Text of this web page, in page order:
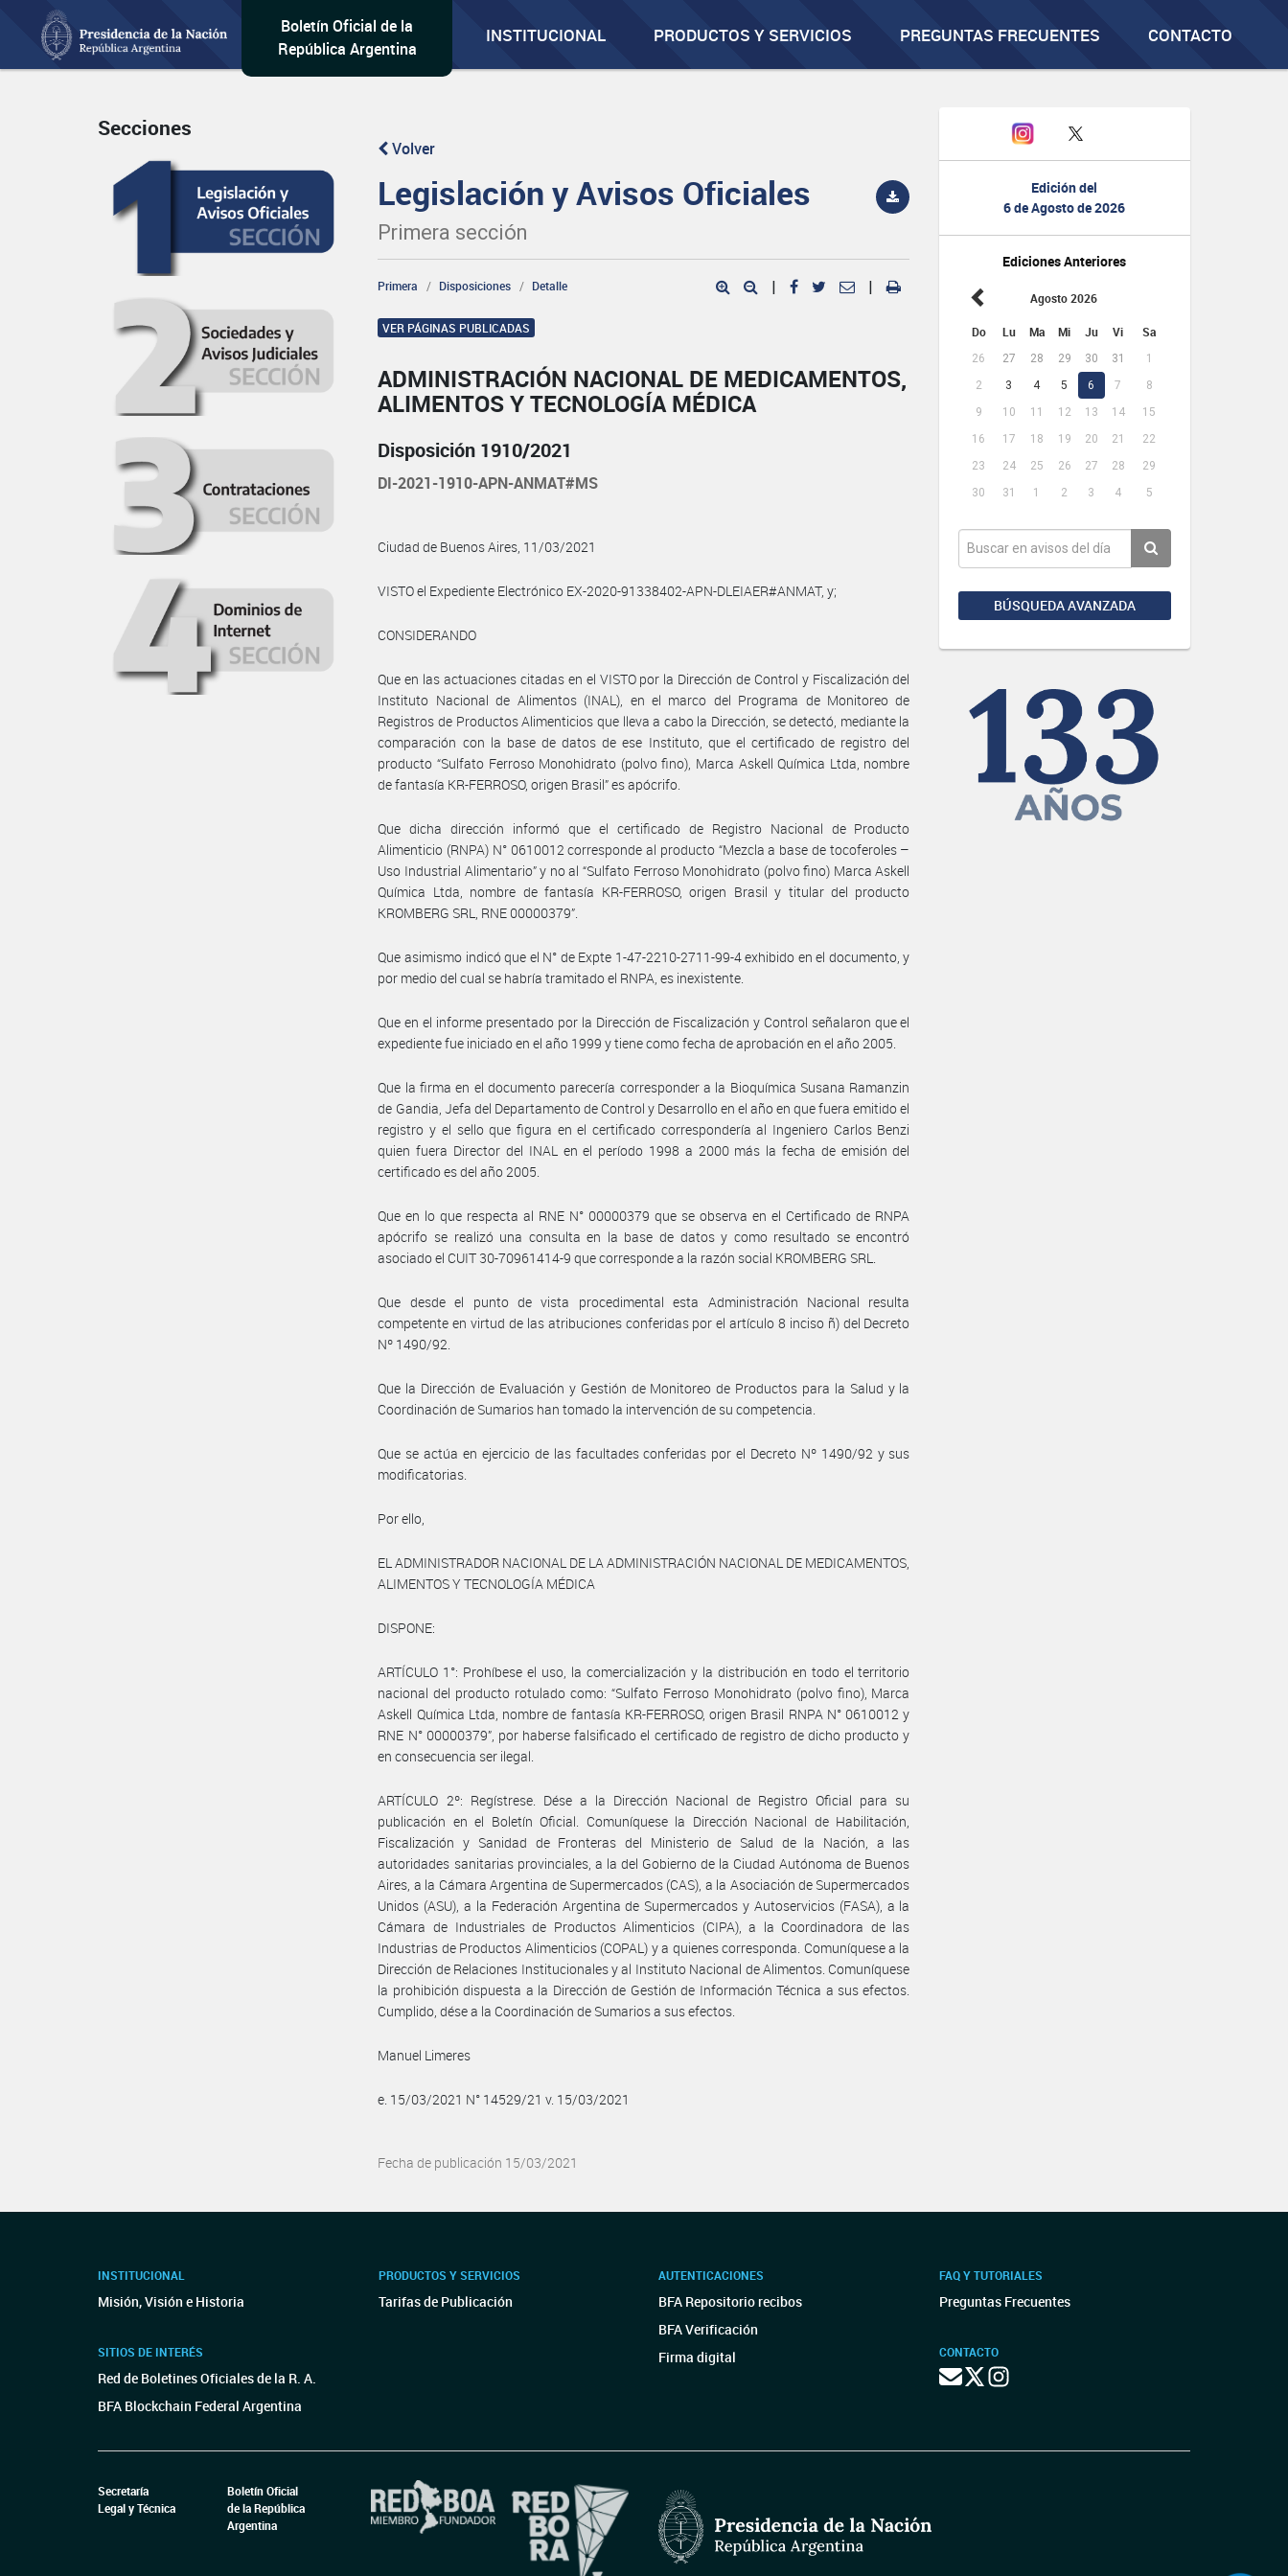
Boletín Oficial de la
República Argentina
INSTITUCIONAL PRODUCTOS Y SERVICIOS PREGUNTAS FRECUENTES CONTACTO
Edición del
6 de Agosto de 2026
Ediciones Anteriores
Agosto 2026
Do Lu Ma Mi Ju Vi Sa
26 27 28 29 30 31
1
2
3 4 5 6 7
8
9
10 11 12 13 14
15
16
17 18 19 20 21
22
23
24 25 26 27 28
29
30
31 1 2 3 4 5
BÚSQUEDA AVANZADA
Secciones
Volver
Legislación y Avisos Oficiales
Primera sección
Primera Disposiciones Detalle | |
VER PÁGINAS PUBLICADAS
ADMINISTRACIÓN NACIONAL DE MEDICAMENTOS,
ALIMENTOS Y TECNOLOGÍA MÉDICA
Disposición 1910/2021
DI-2021-1910-APN-ANMAT#MS
Ciudad de Buenos Aires, 11/03/2021
VISTO el Expediente Electrónico EX-2020-91338402-APN-DLEIAER#ANMAT, y;
CONSIDERANDO
Que en las actuaciones citadas en el VISTO por la Dirección de Control y Fiscalización del
Instituto Nacional de Alimentos (INAL), en el marco del Programa de Monitoreo de
Registros de Productos Alimenticios que lleva a cabo la Dirección, se detectó, mediante la
comparación con la base de datos de ese Instituto, que el certificado de registro del
producto “Sulfato Ferroso Monohidrato (polvo fino), Marca Askell Química Ltda, nombre
de fantasía KR-FERROSO, origen Brasil” es apócrifo.
Que dicha dirección informó que el certificado de Registro Nacional de Producto
Alimenticio (RNPA) N° 0610012 corresponde al producto “Mezcla a base de tocoferoles –
Uso Industrial Alimentario” y no al “Sulfato Ferroso Monohidrato (polvo fino) Marca Askell
Química Ltda, nombre de fantasía KR-FERROSO, origen Brasil y titular del producto
KROMBERG SRL, RNE 00000379”.
Que asimismo indicó que el N° de Expte 1-47-2210-2711-99-4 exhibido en el documento, y
por medio del cual se habría tramitado el RNPA, es inexistente.
Que en el informe presentado por la Dirección de Fiscalización y Control señalaron que el
expediente fue iniciado en el año 1999 y tiene como fecha de aprobación en el año 2005.
Que la firma en el documento parecería corresponder a la Bioquímica Susana Ramanzin
de Gandia, Jefa del Departamento de Control y Desarrollo en el año en que fuera emitido el
registro y el sello que figura en el certificado correspondería al Ingeniero Carlos Benzi
quien fuera Director del INAL en el período 1998 a 2000 más la fecha de emisión del
certificado es del año 2005.
Que en lo que respecta al RNE N° 00000379 que se observa en el Certificado de RNPA
apócrifo se realizó una consulta en la base de datos y como resultado se encontró
asociado el CUIT 30-70961414-9 que corresponde a la razón social KROMBERG SRL.
Que desde el punto de vista procedimental esta Administración Nacional resulta
competente en virtud de las atribuciones conferidas por el artículo 8 inciso ñ) del Decreto
Nº 1490/92.
Que la Dirección de Evaluación y Gestión de Monitoreo de Productos para la Salud y la
Coordinación de Sumarios han tomado la intervención de su competencia.
Que se actúa en ejercicio de las facultades conferidas por el Decreto Nº 1490/92 y sus
modificatorias.
Por ello,
EL ADMINISTRADOR NACIONAL DE LA ADMINISTRACIÓN NACIONAL DE MEDICAMENTOS,
ALIMENTOS Y TECNOLOGÍA MÉDICA
DISPONE:
ARTÍCULO 1°: Prohíbese el uso, la comercialización y la distribución en todo el territorio
nacional del producto rotulado como: “Sulfato Ferroso Monohidrato (polvo fino), Marca
Askell Química Ltda, nombre de fantasía KR-FERROSO, origen Brasil RNPA N° 0610012 y
RNE N° 00000379”, por haberse falsificado el certificado de registro de dicho producto y
en consecuencia ser ilegal.
ARTÍCULO 2º: Regístrese. Dése a la Dirección Nacional de Registro Oficial para su
publicación en el Boletín Oficial. Comuníquese la Dirección Nacional de Habilitación,
Fiscalización y Sanidad de Fronteras del Ministerio de Salud de la Nación, a las
autoridades sanitarias provinciales, a la del Gobierno de la Ciudad Autónoma de Buenos
Aires, a la Cámara Argentina de Supermercados (CAS), a la Asociación de Supermercados
Unidos (ASU), a la Federación Argentina de Supermercados y Autoservicios (FASA), a la
Cámara de Industriales de Productos Alimenticios (CIPA), a la Coordinadora de las
Industrias de Productos Alimenticios (COPAL) y a quienes corresponda. Comuníquese a la
Dirección de Relaciones Institucionales y al Instituto Nacional de Alimentos. Comuníquese
la prohibición dispuesta a la Dirección de Gestión de Información Técnica a sus efectos.
Cumplido, dése a la Coordinación de Sumarios a sus efectos.
Manuel Limeres
e. 15/03/2021 N° 14529/21 v. 15/03/2021
Fecha de publicación 15/03/2021
INSTITUCIONAL
Misión, Visión e Historia
SITIOS DE INTERÉS
Red de Boletines Oficiales de la R. A.
BFA Blockchain Federal Argentina
PRODUCTOS Y SERVICIOS
Tarifas de Publicación
AUTENTICACIONES
BFA Repositorio recibos
BFA Verificación
Firma digital
FAQ Y TUTORIALES
Preguntas Frecuentes
CONTACTO
Secretaría
Legal y Técnica
Boletín Oficial
de la República
Argentina